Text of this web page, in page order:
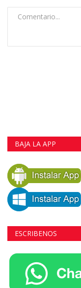
BAJA LA APP
ESCRIBENOS